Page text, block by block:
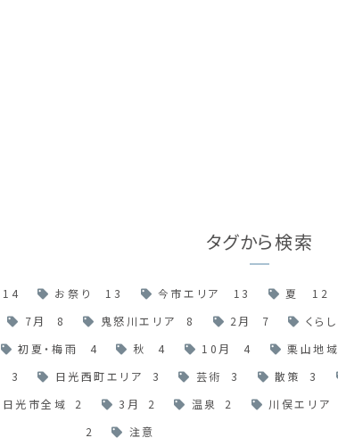
タグから検索
14 お祭り 13 今市エリア 13 夏 12
7月 8 鬼怒川エリア 8 2月 7 くらし
初夏・梅雨 4 秋 4 10月 4 栗山地域
3 日光西町エリア 3 芸術 3 散策 3
日光市全域 2 3月 2 温泉 2 川俣エリア
2 注意